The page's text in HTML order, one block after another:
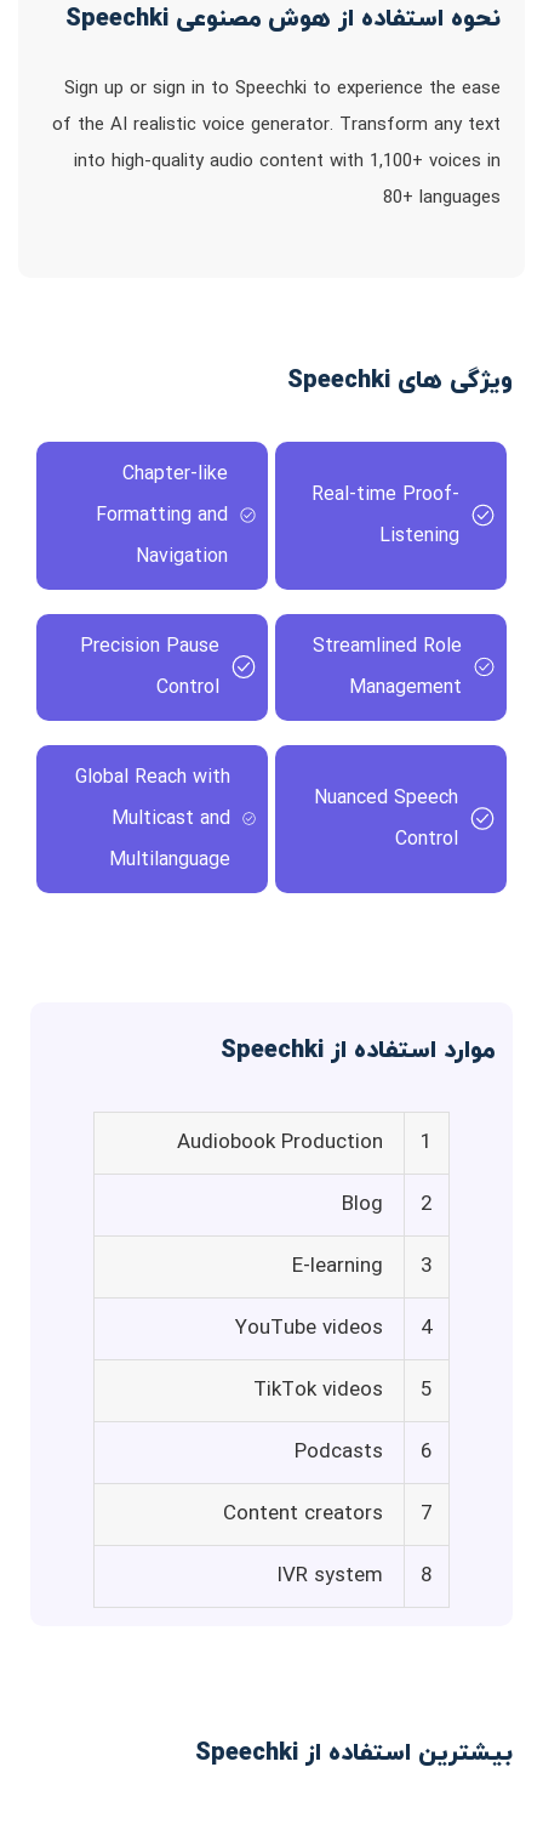
نحوه استفاده از هوش مصنوعی Speechki
Sign up or sign in to Speechki to experience the ease
of the AI realistic voice generator. Transform any text
into high-quality audio content with 1,100+ voices in
80+ languages
ویژگی های Speechki
Real-time Proof-
Listening
Chapter-like
Formatting and
Navigation
Streamlined Role
Management
Precision Pause
Control
Nuanced Speech
Control
Global Reach with
Multicast and
Multilanguage
موارد استفاده از Speechki
1
Audiobook Production
2
Blog
3
E-learning
4
YouTube videos
5
TikTok videos
6
Podcasts
7
Content creators
8
IVR system
بیشترین استفاده از Speechki